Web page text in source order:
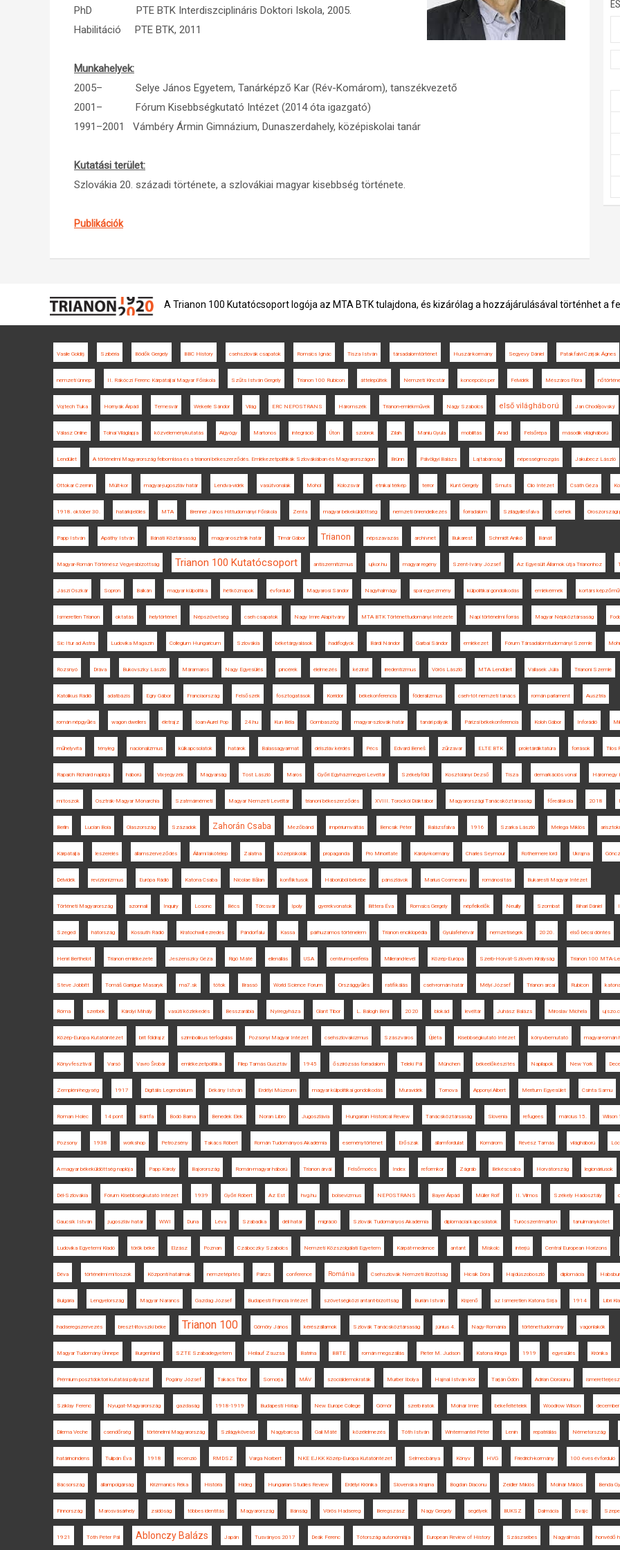
PhD PTE BTK Interdiszciplináris Doktori Iskola, 2005.
Habilitáció PTE BTK, 2011
Munkahelyek:
2005– Selye János Egyetem, Tanárképző Kar (Rév-Komárom), tanszékvezető
2001– Fórum Kisebbségkutató Intézet (2014 óta igazgató)
1991–2001 Vámbéry Ármin Gimnázium, Dunaszerdahely, középiskolai tanár
Kutatási terület:
Szlovákia 20. századi története, a szlovákiai magyar kisebbség története.
Publikációk
A Trianon 100 Kutatócsoport logója az MTA BTK tulajdona, és kizárólag a hozzájárulásával történhet a
Vasile Goldiș Szibéria Bödők Gergely BBC History csehszlovák csapatok Romsics Ignác Tisza István társadalomtörténet Huszár-kormány Segyevy Dániel Patakfalvi-Czirják Ágnes
nemzeti ünnep II. Rákóczi Ferenc Kárpátaljai Magyar Főiskola Szűts István Gergely Trianon 100 Rubicon áttelepültek Nemzeti Kincstár koncepciós per Felvidék Mészáros Flóra
Vojtech Tuka Hornyák Árpád Temesvár Wekerle Sándor Világ ERC NEPOSTRANS Háromszék Trianon-emlékművek Nagy Szabolcs első világháború Jan Chodějovský
Válasz Online Tolnai Világlapja közvéleménykutatás Algyógy Martonos integráció Úton szobrok Zilah Maniu Gyula mobilitás Arad Felsőrépa második világháború
Lendület A történelmi Magyarország felbomlása és a trianoni békeszerződés. Emlékezetpolitikák Szlovákiában és Magyarországon Brünn Pálvölgyi Balázs Lajtabánság népességmozgás Jakubecz László
Ottokar Czernin Múlt-kor magyar-jugoszláv határ Lendva-vidék vasútvonalak Mohol Kolozsvár etnikai térkép terror Kunt Gergely Smuts Clio Intézet Csáth Géza
1918. október 30. határkijelölés MTA Brenner János Hittudományi Főiskola Zenta magyar békeküldöttség nemzeti önrendelkezés forradalom Szilágyillésfalva csehek Oroszországi
Papp István Apáthy István Bánáti Köztársaság magyar-osztrák határ Timár Gábor Trianon népszavazás archívnet Bukarest Schmidt Anikó Bánát
Magyar-Román Történész Vegyesbizottság Trianon 100 Kutatócsoport antiszemitizmus ujkor.hu magyar regény Szent-Ivány József Az Egyesült Államok útja Trianonhoz
Jászi Oszkár Sopron Balkán magyar külpolitika hétköznapok évforduló Magyarosi Sándor Nagyhalmágy spai egyezmény külpolitikai gondolkodás emlékérmék kortárs
Ismeretlen Trianon oktatás helytörténet Népszövetség cseh csapatok Nagy Imre Alapítvány MTA BTK Történettudományi Intézete Napi történelmi forrás Magyar Népköztársaság
Sic Itur ad Astra Ludovika Magazin Collegium Hungaricum Szlovákia béketárgyalások hadifoglyok Bárdi Nándor Garbai Sándor emlékezet Fórum Társadalomtudományi Szemle
Rozsnyó Dráva Bukovszky László Máramaros Nagy Egyesülés pincérek élelmezés kézirat irredentizmus Vörös László MTA Lendület Vallasek Júlia Trianoni Szemle
Katolikus Rádió adatbázis Egry Gábor Franciaország Felsőszék fosztogatások Korridor békekonferencia föderalizmus cseh-tót nemzeti tanács román parlament Ausztria
román népgyűlés wagon dwellers életrajz Ioan-Aurel Pop 24.hu Kun Béla Gombaszög magyar-szlovák határ tanári pályák Párizsi békekonferencia Koloh Gábor Inforádió
műhelyvita tényleg nacionalizmus külkapcsolatok határok Balassagyarmat délszláv kérdés Pécs Edvard Beneš zűrzavar ELTE BTK proletárdiktatúra források Tilos
Rapaich Richárd naplója háború Vix-jegyzék Magyarság Tost László Maros Győri Egyházmegyei Levéltár Székelyföld Kosztolányi Dezső Tisza demarkációs vonal Háromegy
mítoszok Osztrák-Magyar Monarchia Szatmárnémeti Magyar Nemzeti Levéltár trianoni békeszerződés XVIII. Torockói Diáktábor Magyarországi Tanácsköztársaság főreáliskola 2018
Berlin Lucian Boia Olaszország Századok Zahorán Csaba Mezőbánd impériumváltás Bencsik Péter Balázsfalva 1916 Szarka László Melega Miklós
Kárpátalja leszerelés államszerveződés Állami lakótelep Zalatna középiskolák propaganda Pro Minoritate Károlyi-kormány Charles Seymour Rothermere lord Ukrajna
Délvidék revizionizmus Európa Rádió Katona Csaba Nicolae Bălan konfliktusok Háborúból békébe pánszlávok Marius Cosmeanu románosítás Bukaresti Magyar Intézet
Történeti Magyarország azonnali Inquiry Losonc Bécs Törcsvár Ipoly gyerekvonatok Bittera Éva Romsics Gergely népfelkelők Neuilly Szombat Bihari Dániel
Szeged hátország Kossuth Rádió Kratochwill ezredes Pándorfalu Kassa párhuzamos történelem Trianon enciklopédia Gyulafehérvár nemzetiségek 2020. első bécsi döntés
Henri Berthelot Trianon emlékezete Jeszenszky Géza Rigó Máté ellenállás USA centrum-periféria Millerand-levél Közép-Európa Szerb-Horvát-Szlovén Királyság Trianon 100 MTA-
Steve Jobbitt Tomáš Garrigue Masaryk ma7.sk tótok Brassó World Science Forum Országgyűlés ratifikálás cseh-román határ Mélyi József Trianon arcai Rubicon
Róma szerbek Károlyi Mihály vasúti közlekedés Besszarábia Nyíregyháza Glant Tibor L. Balogh Béni 2020 blokád levéltár Juhász Balázs Miroslav Michela
Közép-Európa Kutatóintézet brit földrajz szimbolikus térfoglalás Pozsonyi Magyar Intézet csehszlovakizmus Szászváros Újléta Kisebbségkutató Intézet könyvbemutató magyar-román
Könyvfesztivál Varsó Vavro Šrobár emlékezetpolitika Filep Tamás Gusztáv 1945 őszirózsás forradalom Teleki Pál München békeelőkészítés Napilapok New York
Zempléni-hegység 1917 Digitális Legendárium Dékány István Erdélyi Múzeum magyar külpolitikai gondolkodás Muravidék Tornova Apponyi Albert Meritum Egyesület Csinta Samu
Roman Holec 14 pont Bártfa Bodó Barna Benedek Elek Noran Libro Jugoszlávia Hungarian Historical Review Tanácsköztársaság Slovenia refugees március 15. Wilson
Pozsony 1938 workshop Petrozsény Takács Róbert Román Tudományos Akadémia eseménytörténet Erőszak államfordulat Komárom Révész Tamás világháború
A magyar békeküldöttség naplója Papp Károly Bajorország Román-magyar háború Trianon árvái Felsőmoécs Index reformkor Zágráb Békéscsaba Horvátország legionáriusok
Dél-Szlovákia Fórum Kisebbségkutató Intézet 1939 Győri Róbert Az Est hvg.hu bolsevizmus NEPOSTRANS Bayer Árpád Müller Rolf II. Vilmos Székely Hadosztály
Gaucsík István jugoszláv határ WWI Duna Léva Szabadka déli határ migráció Szlovák Tudományos Akadémia diplomáciai kapcsolatok Turócszentmárton tanulmánykötet
Ludovika Egyetemi Kiadó török béke Elzász Poznan Czáboczky Szabolcs Nemzeti Közszolgálati Egyetem Kárpát-medence antant Miskolc interjú Central European Horizons
Déva történelmi mítoszok Központi hatalmak nemzetépítés Párizs conference Románia Csehszlovák Nemzeti Bizottság Hicsik Dóra Hajdúszoboszló diplomácia
Bulgária Lengyelország Magyar Narancs Gazdag József Budapesti Francia Intézet szövetségközi antant-bizottság Burián István Kisjenő az Ismeretlen Katona Sírja 1914 Libri
hadseregszervezés breszt-litovszki béke Trianon 100 Gömöry János kérészállamok Szlovák Tanácsköztársaság június 4. Nagy-Románia történettudomány vagonlakók
Magyar Tudomány Ünnepe Burgenland SZTE Szabadegyetem Heilauf Zsuzsa Batrina BBTE román megszállás Pieter M. Judson Katona Kinga 1919 egyesülés Krónika
Prémium posztdoktori kutatási pályázat Pogány József Takács Tibor Somorja MÁV szociáldemokraták Murber Ibolya Hajnal István Kör Tarján Ödön Adrian Cioroianu
Sziklay Ferenc Nyugat-Magyarország gazdaság 1918-1919 Budapesti Hírlap New Europe College Gömör szerb iratok Molnár Imre békefeltételek Woodrow Wilson
Dilema Veche csendőrség történelmi Magyarország Szilágykövesd Nagybarcsa Gali Máté közélelmezés Tóth István Wintermantel Péter Lenin repatriálás Németország
határincindens Tulipán Éva 1918 recenzió RMDSZ Varga Norbert NKE EJKK Közép-Európa Kutatóintézet Selmecbánya Könyv HVG Friedrich-kormány 100 éves évforduló
Bácsország állampolgárság Krizmanics Réka História Hideg Hungarian Studies Review Erdélyi Krónika Slovenska Krajina Bogdan Diaconu Zeidler Miklós Molnár Miklós Benda
Finnország Marosvásárhely zsidóság többes identitás Magyarország Bánság Vörös Hadsereg Beregszász Nagy Gergely segélyek BUKSZ Dalmácia Svájc
1921 Tóth Péter Pál Ablonczy Balázs Japán Tusványos 2017 Deák Ferenc Tótország autonómiája European Review of History Szászsebes Nagyalmás honvédő